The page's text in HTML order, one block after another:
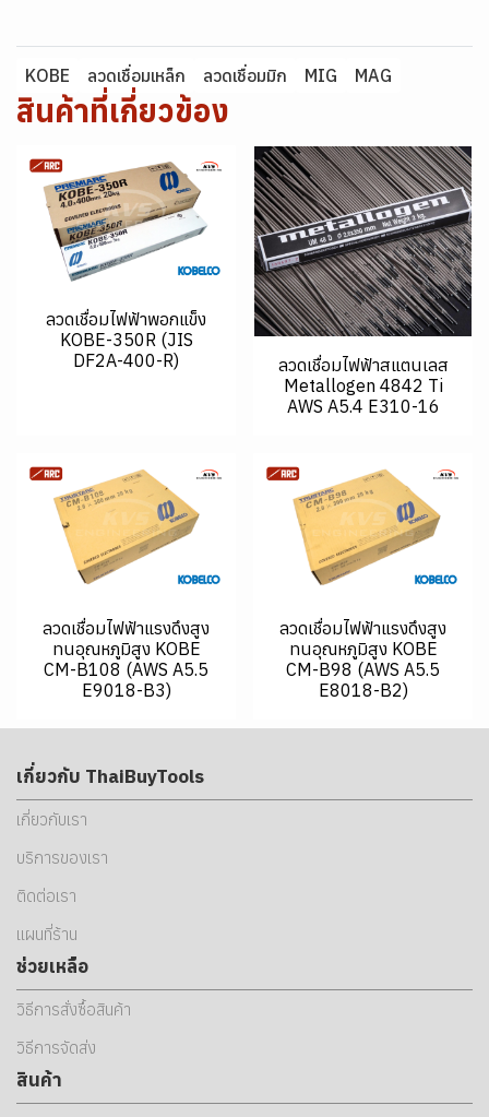
KOBE ลวดเชื่อมเหล็ก ลวดเชื่อมมิก MIG MAG
สินค้าที่เกี่ยวข้อง
ลวดเชื่อมไฟฟ้าพอกแข็ง
KOBE-350R (JIS
DF2A-400-R)
ลวดเชื่อมไฟฟ้าสแตนเลส
Metallogen 4842 Ti
AWS A5.4 E310-16
ลวดเชื่อมไฟฟ้าแรงดึงสูง
ทนอุณหภูมิสูง KOBE
CM-B108 (AWS A5.5
E9018-B3)
ลวดเชื่อมไฟฟ้าแรงดึงสูง
ทนอุณหภูมิสูง KOBE
CM-B98 (AWS A5.5
E8018-B2)
เกี่ยวกับ ThaiBuyTools
เกี่ยวกับเรา
บริการของเรา
ติดต่อเรา
แผนที่ร้าน
ช่วยเหลือ
วิธีการสั่งซื้อสินค้า
วิธีการจัดส่ง
สินค้า